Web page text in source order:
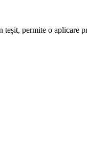
permite o aplicare